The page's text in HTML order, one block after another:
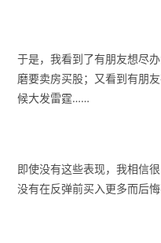
于是，我看到了有朋友想尽
磨要卖房买股；又看到有朋
候大发雷霆……
即使没有这些表现，我相信
没有在反弹前买入更多而后悔